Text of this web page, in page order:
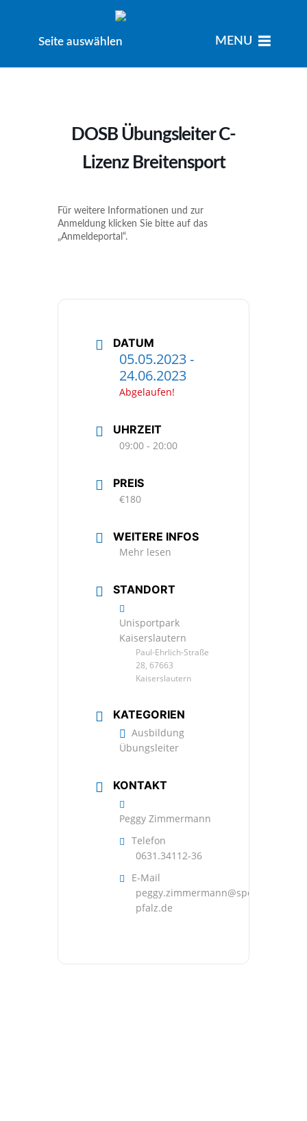
Seite auswählen MENU
DOSB Übungsleiter C-
Lizenz Breitensport
Für weitere Informationen und zur
Anmeldung klicken Sie bitte auf das
„Anmeldeportal“.
DATUM
05.05.2023-
24.06.2023
Abgelaufen!
UHRZEIT
09:00 - 20:00
PREIS
€180
WEITERE INFOS
Mehr lesen
STANDORT
Unisportpark
Kaiserslautern
Paul-Ehrlich-Straße
28, 67663
Kaiserslautern
KATEGORIEN
Ausbildung
Übungsleiter
KONTAKT
Peggy Zimmermann
Telefon
0631.34112-36
E-Mail
peggy.zimmermann@sportbund-
pfalz.de